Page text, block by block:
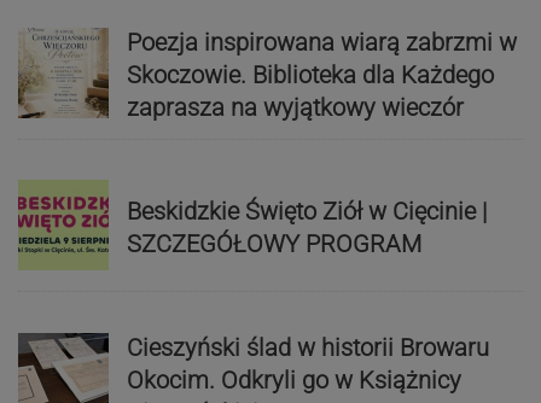
Poezja inspirowana wiarą zabrzmi w
Skoczowie. Biblioteka dla Każdego
zaprasza na wyjątkowy wieczór
Beskidzkie Święto Ziół w Cięcinie |
SZCZEGÓŁOWY PROGRAM
Cieszyński ślad w historii Browaru
Okocim. Odkryli go w Książnicy